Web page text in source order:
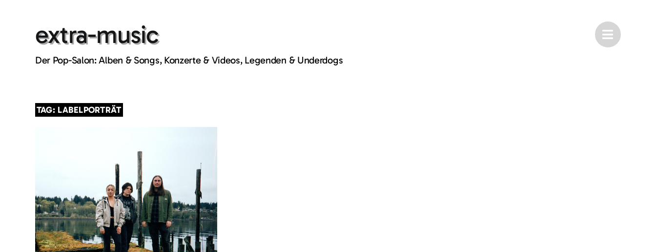
extra-music
Der Pop-Salon: Alben & Songs, Konzerte & Videos, Legenden & Underdogs
TAG: LABELPORTRÄT